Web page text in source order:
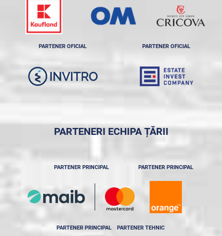
PARTENER OFICIAL PARTENER OFICIAL
PARTENERI ECHIPA ȚĂRII
PARTENER PRINCIPAL PARTENER PRINCIPAL
PARTENER PRINCIPAL PARTENER TEHNIC